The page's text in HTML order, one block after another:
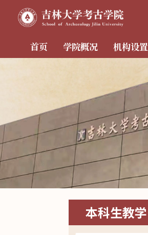
首页 学院概况 机构设置
本科生教学